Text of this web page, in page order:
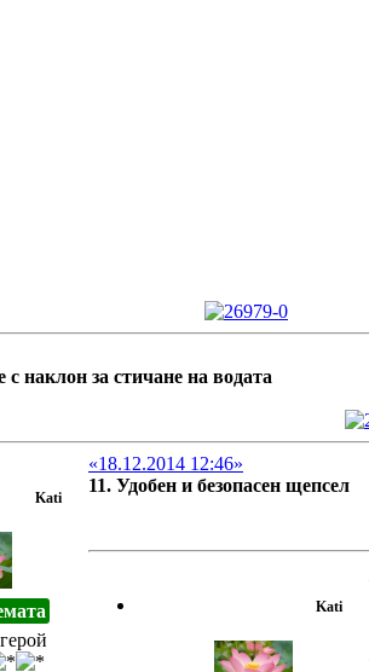
наклон за стичане на водата
Kati
«18.12.2014 12:46»
11. Удобен и безопасен щепсел
Kati